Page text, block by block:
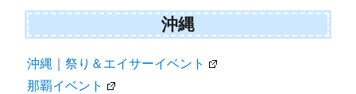
沖縄
沖縄｜祭り＆エイサーイベント
那覇イベント